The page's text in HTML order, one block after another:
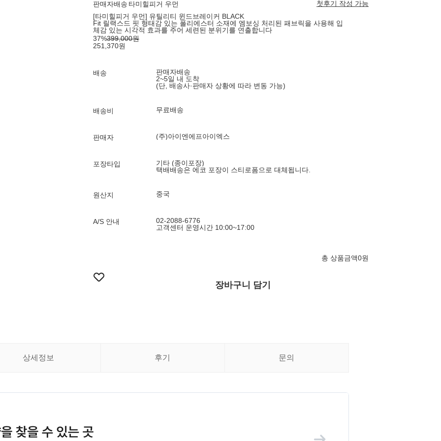
판매자배송 타미힐피거 우먼
첫후기 작성 가능
[타미힐피거 우먼] 유틸리티 윈드브레이커 BLACK
Fit 릴랙스드 핏 형태감 있는 폴리에스터 소재에 엠보싱 처리된 패브릭을 사용해 입
체감 있는 시각적 효과를 주어 세련된 분위기를 연출합니다
37%399,000원
251,370원
배송
판매자배송
2~5일 내 도착
(단, 배송사·판매자 상황에 따라 변동 가능)
배송비 무료배송
판매자 (주)아이엔에프아이엑스
포장타입
기타 (종이포장)
택배배송은 에코 포장이 스티로폼으로 대체됩니다.
원산지 중국
A/S 안내
02-2088-6776
고객센터 운영시간 10:00~17:00
총 상품금액0원
장바구니 담기
상세정보 후기 문의